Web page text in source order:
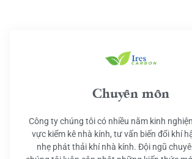
Chuyên môn
Công ty chúng tôi có nhiều năm kinh
vực kiểm kê nhà kính, tư vấn biến đổi khí
nhẹ phát thải khí nhà kính. Đội ngũ